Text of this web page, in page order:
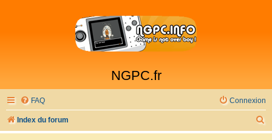
NGPC.fr
FAQ Connexion
Index du forum
e